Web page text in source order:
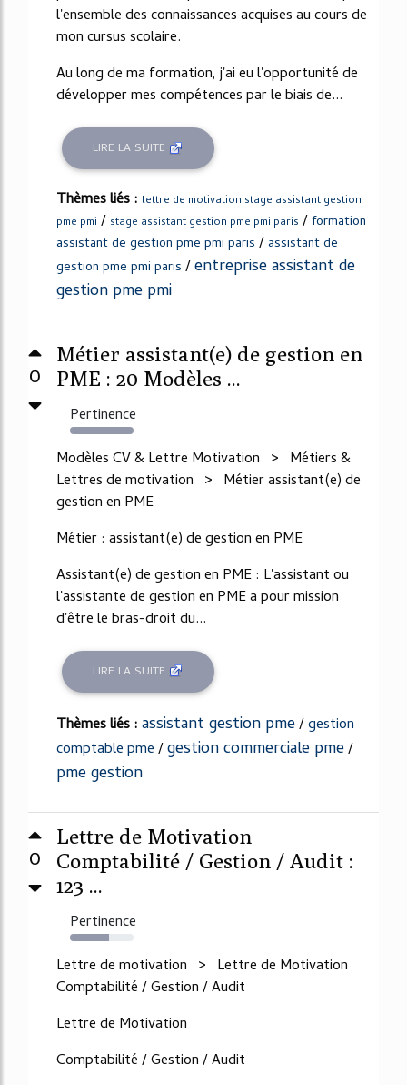
l'ensemble des connaissances acquises au cours de
mon cursus scolaire.
Au long de ma formation, j'ai eu l'opportunité de
développer mes compétences par le biais de...
LIRE LA SUITE
Thèmes liés : lettre de motivation stage assistant gestion
pme pmi / stage assistant gestion pme pmi paris /formation
assistant de gestion pme pmi paris /assistant de
gestion pme pmi paris /entreprise assistant de
gestion pme pmi
0
Métier assistant(e) de gestion en
PME : 20 Modèles ...
Pertinence
112%
Modèles CV & Lettre Motivation > Métiers &
Lettres de motivation > Métier assistant(e) de
gestion en PME
Métier : assistant(e) de gestion en PME
Assistant(e) de gestion en PME : L'assistant ou
l'assistante de gestion en PME a pour mission
d'être le bras-droit du...
LIRE LA SUITE
Thèmes liés :assistant gestion pme/gestion
comptable pme/gestion commerciale pme/
pme gestion
0
Lettre de Motivation
Comptabilité / Gestion / Audit :
123 ...
Pertinence
61%
Lettre de motivation > Lettre de Motivation
Comptabilité / Gestion / Audit
Lettre de Motivation
Comptabilité / Gestion / Audit